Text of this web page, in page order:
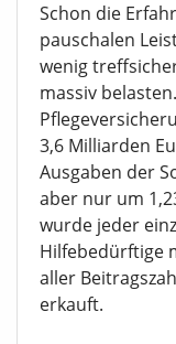
Schon die
pauschalen
wenig
massiv
3,6 Milliarden
Ausgaben der
aber nur um
wurde jeder
Hilfebedürftige
aller
erkauft.